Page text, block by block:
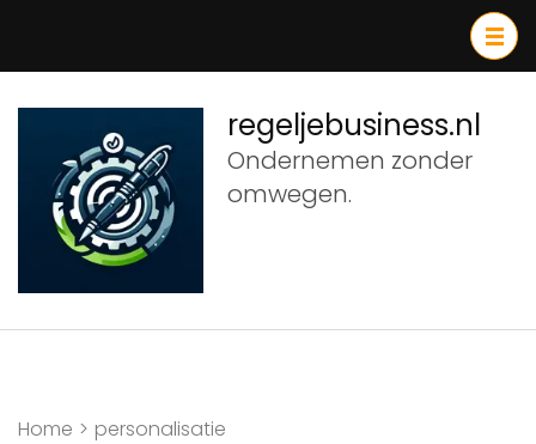
inhoud
(druk
Enter)
regeljebusiness.nl
Ondernemen zonder
omwegen.
Home > personalisatie